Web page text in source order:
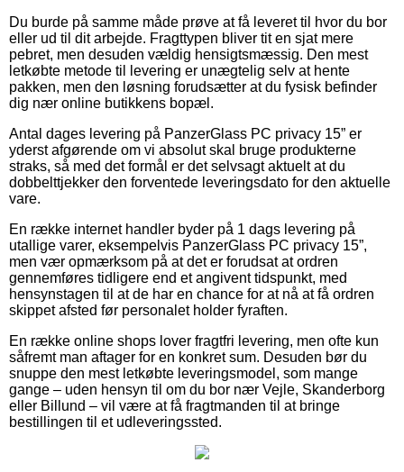
Du burde på samme måde prøve at få leveret til hvor du bor
eller ud til dit arbejde. Fragttypen bliver tit en sjat mere
pebret, men desuden vældig hensigtsmæssig. Den mest
letkøbte metode til levering er unægtelig selv at hente
pakken, men den løsning forudsætter at du fysisk befinder
dig nær online butikkens bopæl.
Antal dages levering på PanzerGlass PC privacy 15” er
yderst afgørende om vi absolut skal bruge produkterne
straks, så med det formål er det selvsagt aktuelt at du
dobbelttjekker den forventede leveringsdato for den aktuelle
vare.
En række internet handler byder på 1 dags levering på
utallige varer, eksempelvis PanzerGlass PC privacy 15”,
men vær opmærksom på at det er forudsat at ordren
gennemføres tidligere end et angivent tidspunkt, med
hensynstagen til at de har en chance for at nå at få ordren
skippet afsted før personalet holder fyraften.
En række online shops lover fragtfri levering, men ofte kun
såfremt man aftager for en konkret sum. Desuden bør du
snuppe den mest letkøbte leveringsmodel, som mange
gange – uden hensyn til om du bor nær Vejle, Skanderborg
eller Billund – vil være at få fragtmanden til at bringe
bestillingen til et udleveringssted.